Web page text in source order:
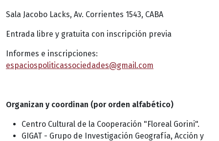
Sala Jacobo Lacks, Av. Corrientes 1543, CABA
Entrada libre y gratuita con inscripción previa
Informes e inscripciones:
espaciospoliticassociedades@gmail.com
Organizan y coordinan (por orden alfabético)
Centro Cultural de la Cooperación "Floreal Gorini".
GIGAT - Grupo de Investigación Geografía, Acción y